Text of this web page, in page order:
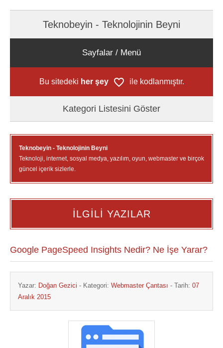
Teknobeyin - Teknolojinin Beyni
Sayfalar / Menü
Bu sitedeki her şey ile kodlanmıştır.
Kategori Listesini Göster
Teknobeyin - Teknolojinin Beyni
Teknoloji, internet, sosyal medya, yazılım, oyun, webmaster ve birçok
güncel içerik sizlerle.
İLGİLİ YAZILAR
Google PageSpeed Insights Nedir? Ne İşe Yarar?
Yazar: Doğan Gezici - Kategori: Webmaster Çantası - Tarih: 07
Aralık 2015